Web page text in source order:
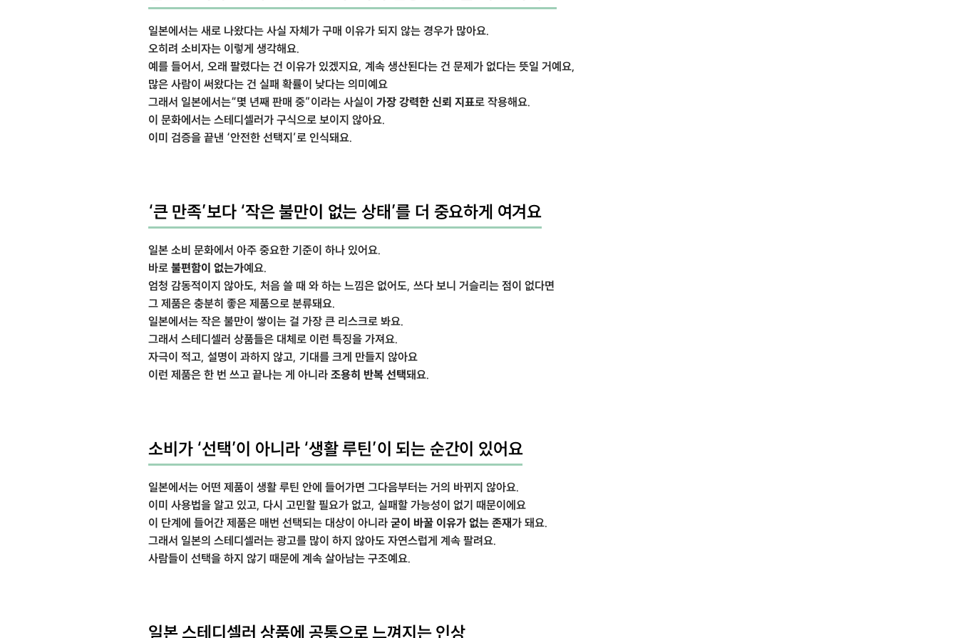
일본에서는 새로 나왔다는 사실 자체가 구매 이유가 되지 않는 경우가 많아요.
오히려 소비자는 이렇게 생각해요.
예를 들어서, 오래 팔렸다는 건 이유가 있겠지요, 계속 생산된다는 건 문제가 없다는 뜻일 거예요,
많은 사람이 써왔다는 건 실패 확률이 낮다는 의미예요
그래서 일본에서는“몇 년째 판매 중”이라는 사실이 가장 강력한 신뢰 지표로 작용해요.
이 문화에서는 스테디셀러가 구식으로 보이지 않아요.
이미 검증을 끝낸 ‘안전한 선택지’로 인식돼요.
‘큰 만족’보다 ‘작은 불만이 없는 상태’를 더 중요하게 여겨요
일본 소비 문화에서 아주 중요한 기준이 하나 있어요.
바로 불편함이 없는가예요.
엄청 감동적이지 않아도, 처음 쓸 때 와 하는 느낌은 없어도, 쓰다 보니 거슬리는 점이 없다면
그 제품은 충분히 좋은 제품으로 분류돼요.
일본에서는 작은 불만이 쌓이는 걸 가장 큰 리스크로 봐요.
그래서 스테디셀러 상품들은 대체로 이런 특징을 가져요.
자극이 적고, 설명이 과하지 않고, 기대를 크게 만들지 않아요
이런 제품은 한 번 쓰고 끝나는 게 아니라 조용히 반복 선택돼요.
소비가 ‘선택’이 아니라 ‘생활 루틴’이 되는 순간이 있어요
일본에서는 어떤 제품이 생활 루틴 안에 들어가면 그다음부터는 거의 바뀌지 않아요.
이미 사용법을 알고 있고, 다시 고민할 필요가 없고, 실패할 가능성이 없기 때문이에요
이 단계에 들어간 제품은 매번 선택되는 대상이 아니라 굳이 바꿀 이유가 없는 존재가 돼요.
그래서 일본의 스테디셀러는 광고를 많이 하지 않아도 자연스럽게 계속 팔려요.
사람들이 선택을 하지 않기 때문에 계속 살아남는 구조예요.
일본 스테디셀러 상품에 공통으로 느껴지는 인상